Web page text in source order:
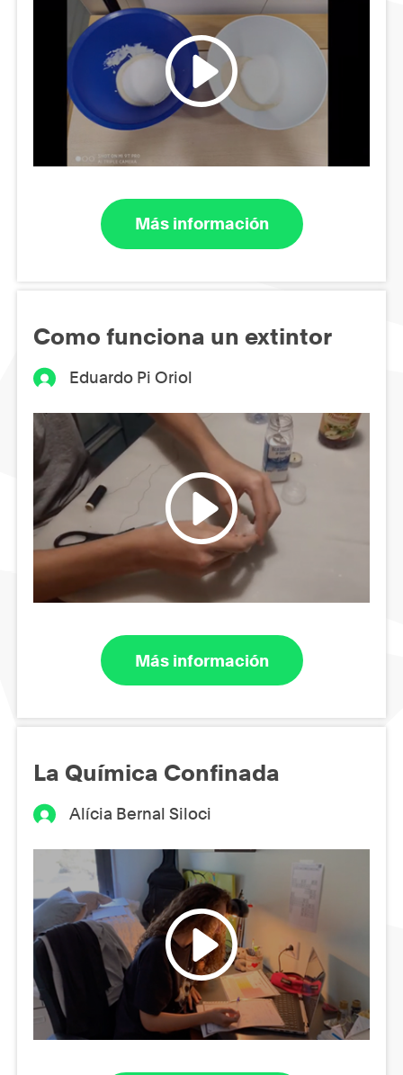
Más información
Como funciona un extintor
Eduardo Pi Oriol
Más información
La Química Confinada
Alícia Bernal Siloci